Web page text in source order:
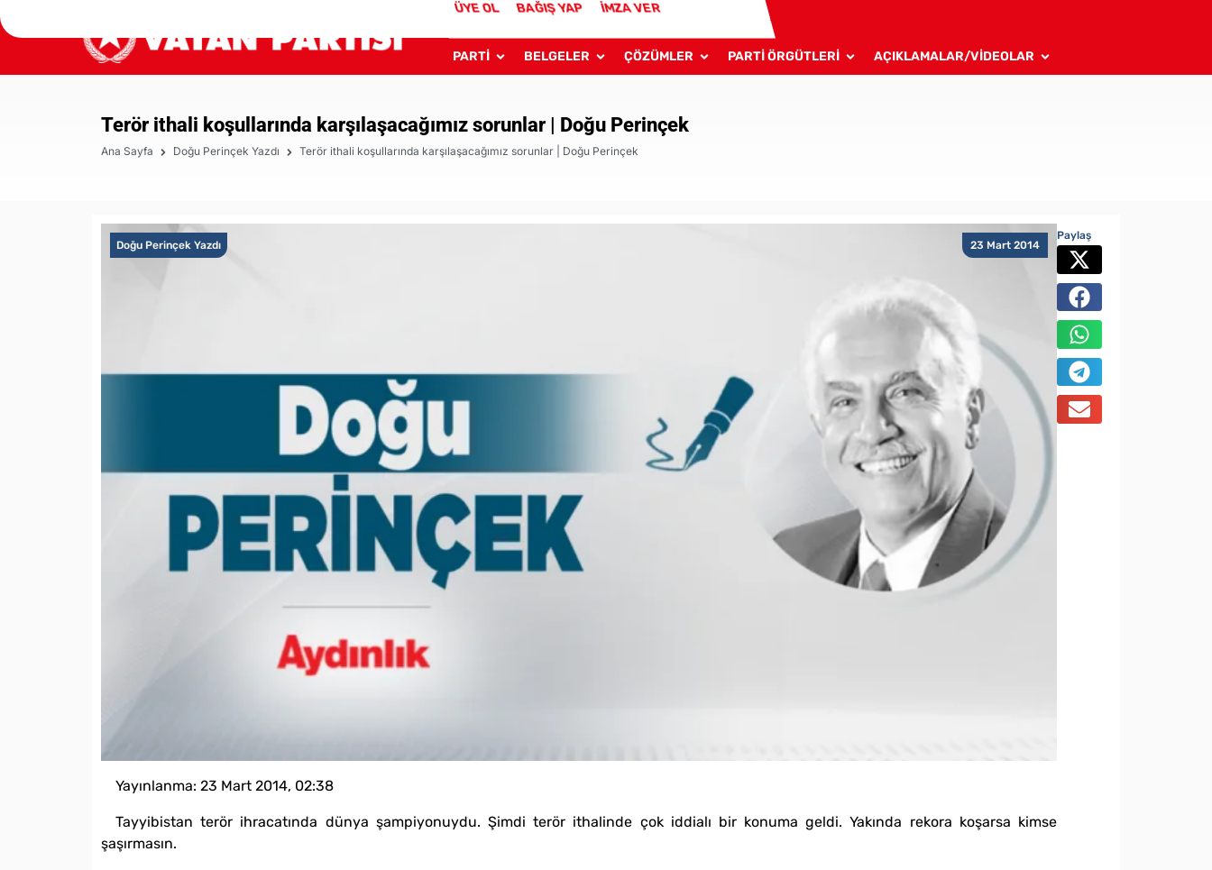
ÜYE OL BAĞIŞ YAP İMZA VER
PARTİ BELGELER ÇÖZÜMLER PARTİ ÖRGÜTLERİ AÇIKLAMALAR/VİDEOLAR
Terör ithali koşullarında karşılaşacağımız sorunlar | Doğu Perinçek
Ana Sayfa Doğu Perinçek Yazdı Terör ithali koşullarında karşılaşacağımız sorunlar | Doğu Perinçek
23 Mart 2014
Doğu Perinçek Yazdı
Yayınlanma: 23 Mart 2014, 02:38
Tayyibistan terör ihracatında dünya şampiyonuydu. Şimdi terör ithalinde çok iddialı bir konuma geldi. Yakında rekora koşarsa kimse
şaşırmasın.
Paylaş